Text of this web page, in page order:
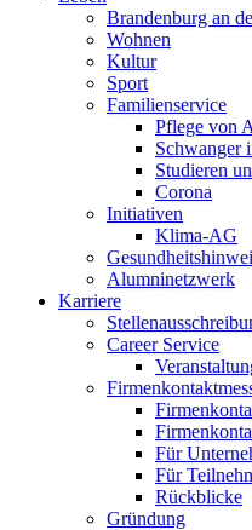
Brandenburg an
Wohnen
Kultur
Sport
Familienservice
Pflege von
Schwanger
Studieren
Corona
Initiativen
Klima-AG
Alumninetzwerk
Karriere
Career Service
Für
Für
Rückblicke
Gründung